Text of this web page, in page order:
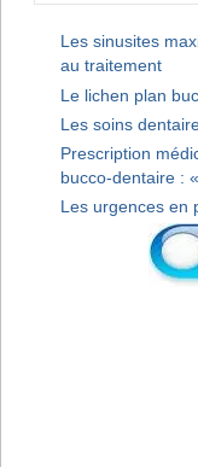
Les sinusites
au traitement
Le lichen plan
Les soins
Prescription
bucco-dentaire :
Les urgences en